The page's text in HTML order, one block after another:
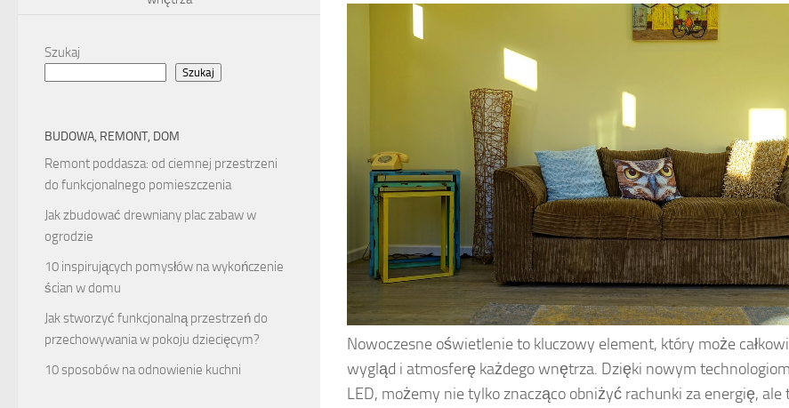
Nowoczesne oświetlenie to kluczowy element, który może
wygląd i atmosferę każdego wnętrza. Dzięki nowym
LED, możemy nie tylko znacząco obniżyć rachunki za energię,
Szukaj
Szukaj
BUDOWA, REMONT, DOM
Remont poddasza: od ciemnej przestrzeni
do funkcjonalnego pomieszczenia
Jak zbudować drewniany plac zabaw w
ogrodzie
10 inspirujących pomysłów na wykończenie
ścian w domu
Jak stworzyć funkcjonalną przestrzeń do
przechowywania w pokoju dziecięcym?
10 sposobów na odnowienie kuchni